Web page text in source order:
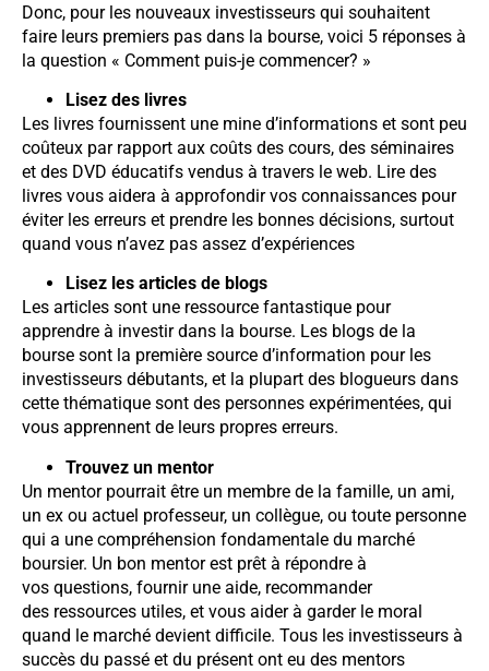
Donc, pour les nouveaux investisseurs qui souhaitent
faire leurs premiers pas dans la bourse, voici 5 réponses à
la question « Comment puis-je commencer? »
Lisez des livres
Les livres fournissent une mine d’informations et sont peu
coûteux par rapport aux coûts des cours, des séminaires
et des DVD éducatifs vendus à travers le web. Lire des
livres vous aidera à approfondir vos connaissances pour
éviter les erreurs et prendre les bonnes décisions, surtout
quand vous n’avez pas assez d’expériences
Lisez les articles de blogs
Les articles sont une ressource fantastique pour
apprendre à investir dans la bourse. Les blogs de la
bourse sont la première source d’information pour les
investisseurs débutants, et la plupart des blogueurs dans
cette thématique sont des personnes expérimentées, qui
vous apprennent de leurs propres erreurs.
Trouvez un mentor
Un mentor pourrait être un membre de la famille, un ami,
un ex ou actuel professeur, un collègue, ou toute personne
qui a une compréhension fondamentale du marché
boursier. Un bon mentor est prêt à répondre à
vos questions, fournir une aide, recommander
des ressources utiles, et vous aider à garder le moral
quand le marché devient difficile. Tous les investisseurs à
succès du passé et du présent ont eu des mentors